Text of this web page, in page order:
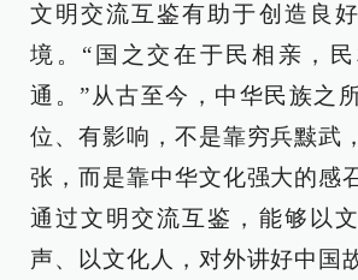
文明交流互鉴有助于创造良
境。“国之交在于民相亲，
通。”从古至今，中华民族之
位、有影响，不是靠穷兵黩武
张，而是靠中华文化强大的感
通过文明交流互鉴，能够以
声、以文化人，对外讲好中国